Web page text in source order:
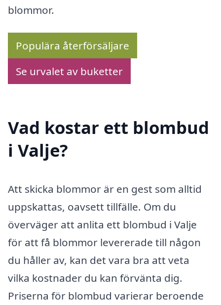
blommor.
Populära återförsäljare
Se urvalet av buketter
Vad kostar ett blombud
i Valje?
Att skicka blommor är en gest som alltid
uppskattas, oavsett tillfälle. Om du
överväger att anlita ett blombud i Valje
för att få blommor levererade till någon
du håller av, kan det vara bra att veta
vilka kostnader du kan förvänta dig.
Priserna för blombud varierar beroende